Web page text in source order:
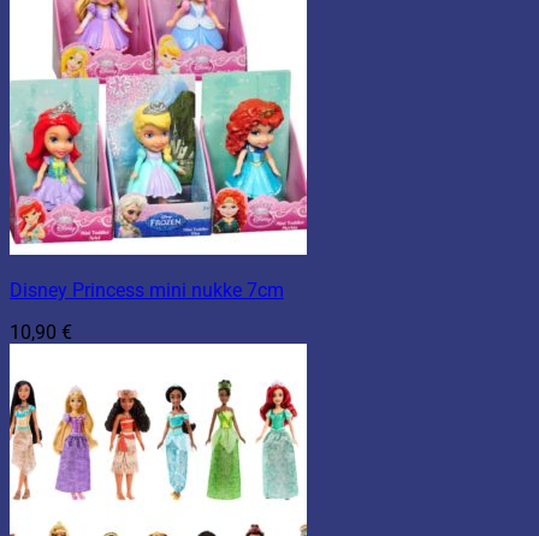
Disney Princess mini nukke 7cm
10,90 €